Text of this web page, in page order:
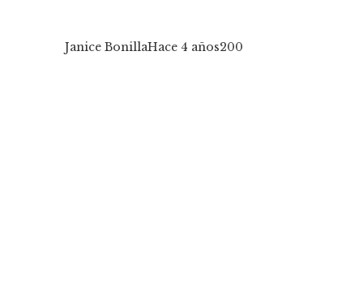
Janice BonillaHace 4 años200